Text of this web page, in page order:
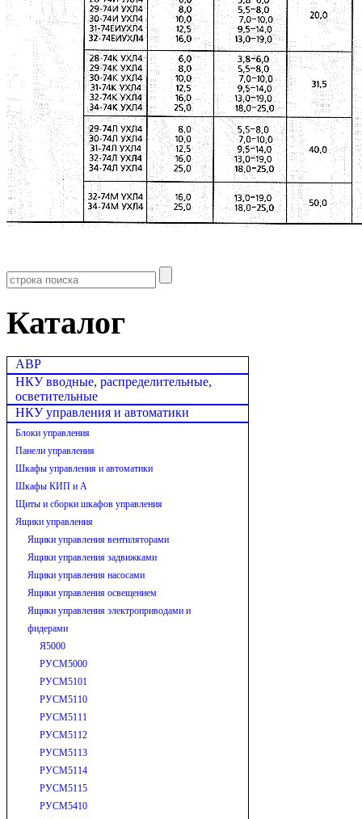
Каталог
АВР
НКУ вводные, распределительные,
осветительные
НКУ управления и автоматики
Блоки управления
Панели управления
Шкафы управления и автоматики
Шкафы КИП и А
Щиты и сборки шкафов управления
Ящики управления
Ящики управления вентиляторами
Ящики управления задвижками
Ящики управления насосами
Ящики управления освещением
Ящики управления электроприводами и
фидерами
Я5000
РУСМ5000
РУСМ5101
РУСМ5110
РУСМ5111
РУСМ5112
РУСМ5113
РУСМ5114
РУСМ5115
РУСМ5410